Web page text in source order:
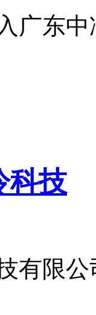
广东
有限公